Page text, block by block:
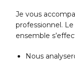
Je vous
professionnel.
ensemble
Nous